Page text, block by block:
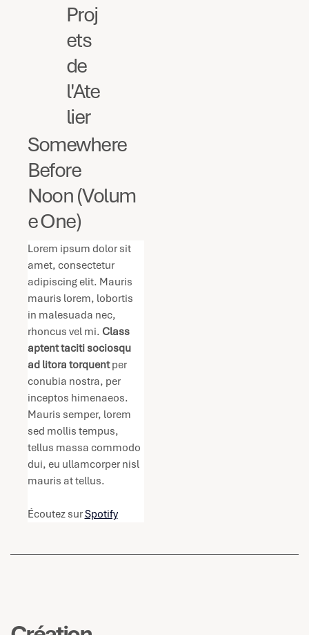
Proj
ets
de
l'Ate
lier
Somewhere
Before
Noon (Volum
e One)
Lorem ipsum dolor sit
amet, consectetur
adipiscing elit. Mauris
mauris lorem, lobortis
in malesuada nec,
rhoncus vel mi. Class
aptent taciti sociosqu
ad litora torquent per
conubia nostra, per
inceptos himenaeos.
Mauris semper, lorem
sed mollis tempus,
tellus massa commodo
dui, eu ullamcorper nisl
mauris at tellus.
Écoutez sur Spotify